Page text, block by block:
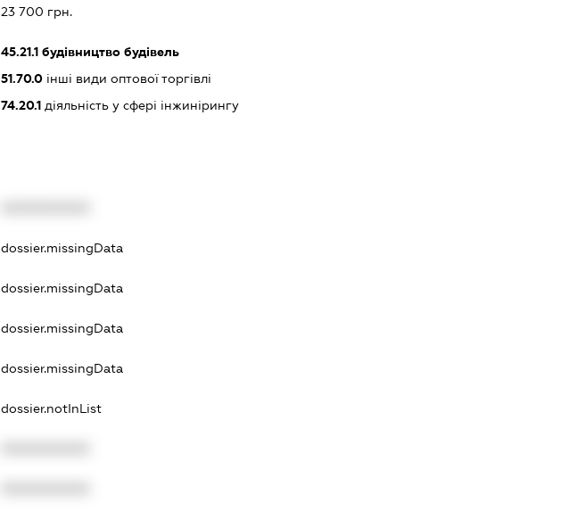
23 700 грн.
45.21.1будівництво будівель
51.70.0інші види оптової торгівлі
74.20.1діяльність у сфері інжинірингу
dossier.missingData
dossier.missingData
dossier.missingData
dossier.missingData
dossier.notInList